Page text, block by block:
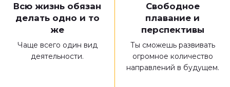
Всю жизнь обязан
делать одно и то
же
Чаще всего один вид
деятельности.
Свободное
плавание и
перспективы
Ты сможешь развивать
огромное количество
направлений в будущем.